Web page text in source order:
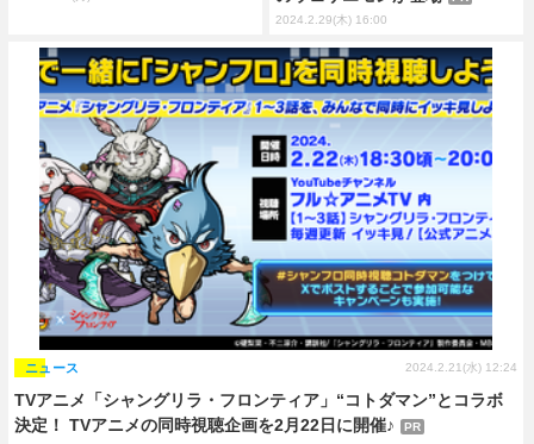
2024.2.29(木) 16:00
TVアニメ「シャングリラ・フロンティア」“コトダマン”とコラボ
決定！ TVアニメの同時視聴企画を2月22日に開催♪
PR
ニュース 2024.2.21(水) 12:24